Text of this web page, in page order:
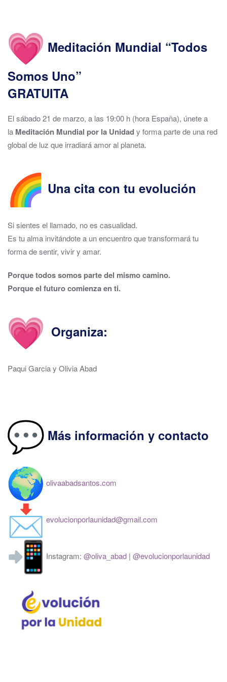
Meditación Mundial “Todos
Somos Uno”
GRATUITA
El sábado 21 de marzo, a las 19:00 h (hora España), únete a
la Meditación Mundial por la Unidady forma parte de una red
global de luz que irradiará amor al planeta.
Una cita con tu evolución
Si sientes el llamado, no es casualidad.
Es tu alma invitándote a un encuentro que transformará tu
forma de sentir, vivir y amar.
Porque todos somos parte del mismo camino.
Porque el futuro comienza en ti.
Organiza:
Paqui Garcia y Olivia Abad
Más información y contacto
olivaabadsantos.com
evolucionporlaunidad@gmail.com
Instagram: @oliva_abad | @evolucionporlaunidad